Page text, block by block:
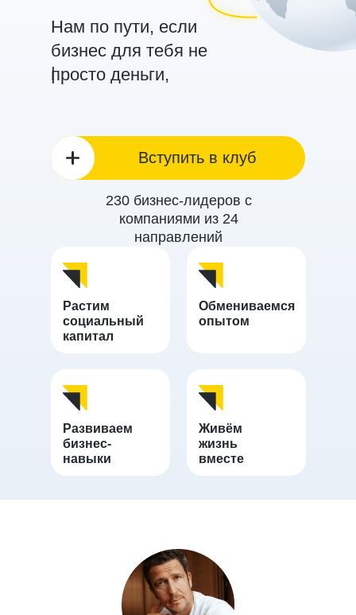
Нам по пути, если
бизнес для тебя не
просто деньги,
|
Вступить в клуб
230 бизнес-лидеров с
компаниями из 24
направлений
Растим
социальный
капитал
Обмениваемся
опытом
Развиваем
бизнес-
навыки
Живём
жизнь
вместе
Создал компанию с
оценкой $100+ млн. и
сделал экзит
Нетологии